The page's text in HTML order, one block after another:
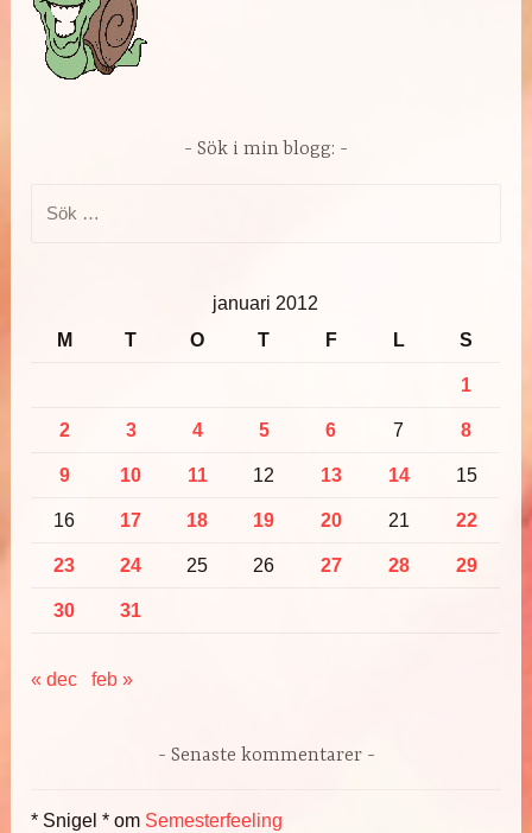
Sök i min blogg:
januari 2012
M
T O T F L S
1
2 3 4 5 6 7 8
9 10 11 12 13 14 15
16 17 18 19 20 21 22
23 24 25 26 27 28 29
30 31
« dec feb »
Senaste kommentarer
* Snigel * om Semesterfeeling